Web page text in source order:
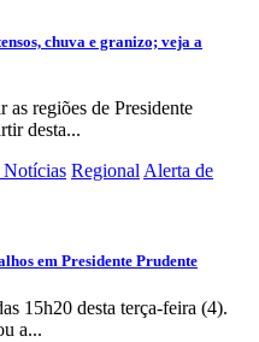
chuva e granizo; veja a
as regiões de Presidente
desta...
Regional Alerta de
em Presidente Prudente
15h20 desta terça-feira (4).
a...